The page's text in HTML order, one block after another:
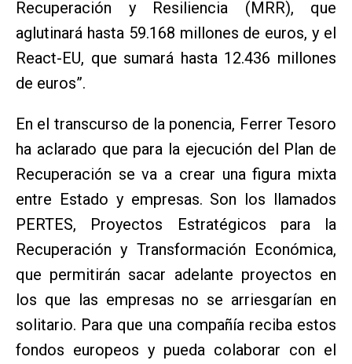
Recuperación y Resiliencia (MRR), que
aglutinará hasta 59.168 millones de euros, y el
React-EU, que sumará hasta 12.436 millones
de euros”.
En el transcurso de la ponencia, Ferrer Tesoro
ha aclarado que para la ejecución del Plan de
Recuperación se va a crear una figura mixta
entre Estado y empresas. Son los llamados
PERTES, Proyectos Estratégicos para la
Recuperación y Transformación Económica,
que permitirán sacar adelante proyectos en
los que las empresas no se arriesgarían en
solitario.​ Para que una compañía reciba estos
fondos europeos y pueda colaborar con el